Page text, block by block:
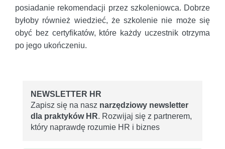
posiadanie rekomendacji przez szkoleniowca. Dobrze
byłoby również wiedzieć, że szkolenie nie może się
obyć bez certyfikatów, które każdy uczestnik otrzyma
po jego ukończeniu.
NEWSLETTER HR
Zapisz się na nasz narzędziowy newsletter
dla praktyków HR. Rozwijaj się z partnerem,
który naprawdę rozumie HR i biznes